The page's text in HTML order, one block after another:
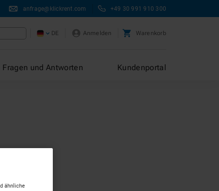
anfrage@klickrent.com +49 30 991 910 300
DE Anmelden Warenkorb
Fragen und Antworten Kundenportal
ähnliche